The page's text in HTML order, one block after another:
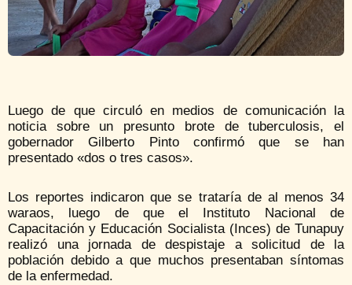
Luego de que circuló en medios de comunicación la
noticia sobre un presunto brote de tuberculosis, el
gobernador Gilberto Pinto confirmó que se han
presentado «dos o tres casos».
Los reportes indicaron que se trataría de al menos 34
waraos, luego de que el Instituto Nacional de
Capacitación y Educación Socialista (Inces) de Tunapuy
realizó una jornada de despistaje a solicitud de la
población debido a que muchos presentaban síntomas
de la enfermedad.